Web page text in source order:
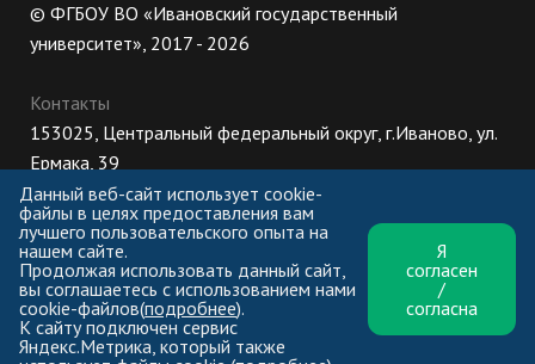
© ФГБОУ ВО «Ивановский государственный
университет», 2017 - 2026
Контакты
153025, Центральный федеральный округ, г.Иваново, ул.
Ермака, 39
8 (800) 222-56-86 (Приемная комиссия), +7 (4932) 32-62-
10 (Ректорат)
ПН-ЧТ: 8:30-17:00;
ПТ: 8:30-16:00;
Данный веб-сайт использует cookie-
файлы в целях предоставления вам
лучшего пользовательского опыта на
нашем сайте.
Продолжая использовать данный сайт,
вы соглашаетесь с использованием нами
cookie-файлов(подробнее).
К сайту подключен сервис
Яндекс.Метрика, который также
Я
согласен
/
согласна